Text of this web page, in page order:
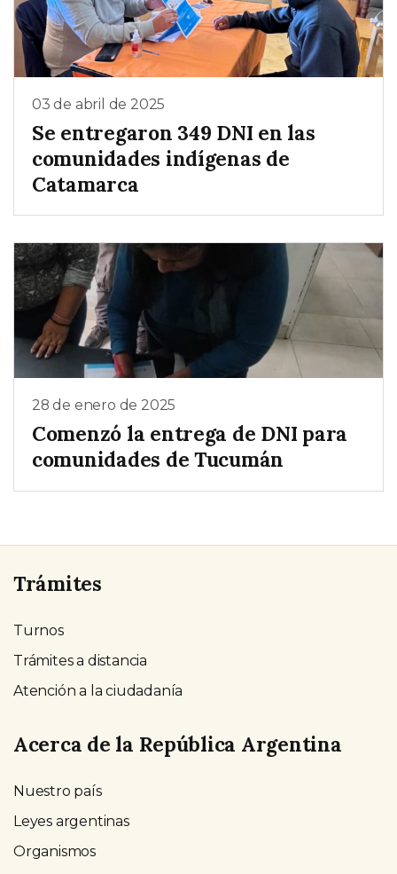
03 de abril de 2025
Se entregaron 349 DNI en las
comunidades indígenas de
Catamarca
28 de enero de 2025
Comenzó la entrega de DNI para
comunidades de Tucumán
Trámites
Turnos
Trámites a distancia
Atención a la ciudadanía
Acerca de la República Argentina
Nuestro país
Leyes argentinas
Organismos